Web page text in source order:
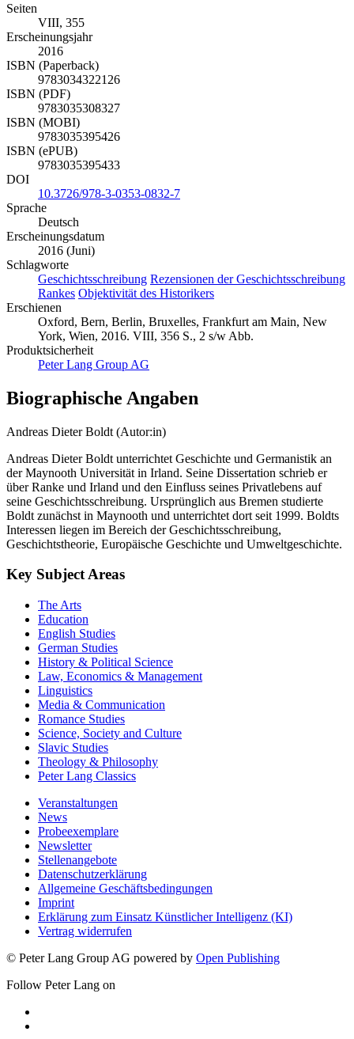
Seiten
VIII, 355
Erscheinungsjahr
2016
ISBN (Paperback)
9783034322126
ISBN (PDF)
9783035308327
ISBN (MOBI)
9783035395426
ISBN (ePUB)
9783035395433
DOI
10.3726/978-3-0353-0832-7
Sprache
Deutsch
Erscheinungsdatum
2016 (Juni)
Schlagworte
Geschichtsschreibung Rezensionen der Geschichtsschreibung
Rankes Objektivität des Historikers
Erschienen
Oxford, Bern, Berlin, Bruxelles, Frankfurt am Main, New
York, Wien, 2016. VIII, 356 S., 2 s/w Abb.
Produktsicherheit
Peter Lang Group AG
Biographische Angaben
Andreas Dieter Boldt (Autor:in)
Andreas Dieter Boldt unterrichtet Geschichte und Germanistik an
der Maynooth Universität in Irland. Seine Dissertation schrieb er
über Ranke und Irland und den Einfluss seines Privatlebens auf
seine Geschichtsschreibung. Ursprünglich aus Bremen studierte
Boldt zunächst in Maynooth und unterrichtet dort seit 1999. Boldts
Interessen liegen im Bereich der Geschichtsschreibung,
Geschichtstheorie, Europäische Geschichte und Umweltgeschichte.
Key Subject Areas
The Arts
Education
English Studies
German Studies
History & Political Science
Law, Economics & Management
Linguistics
Media & Communication
Romance Studies
Science, Society and Culture
Slavic Studies
Theology & Philosophy
Peter Lang Classics
Veranstaltungen
News
Probeexemplare
Newsletter
Stellenangebote
Datenschutzerklärung
Allgemeine Geschäftsbedingungen
Imprint
Erklärung zum Einsatz Künstlicher Intelligenz (KI)
Vertrag widerrufen
© Peter Lang Group AG powered by Open Publishing
Follow Peter Lang on